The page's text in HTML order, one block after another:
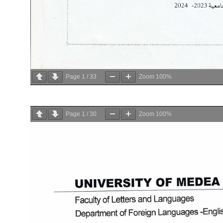
Page 1 / 33 Zoom 100%
Page 1 / 30 Zoom 100%